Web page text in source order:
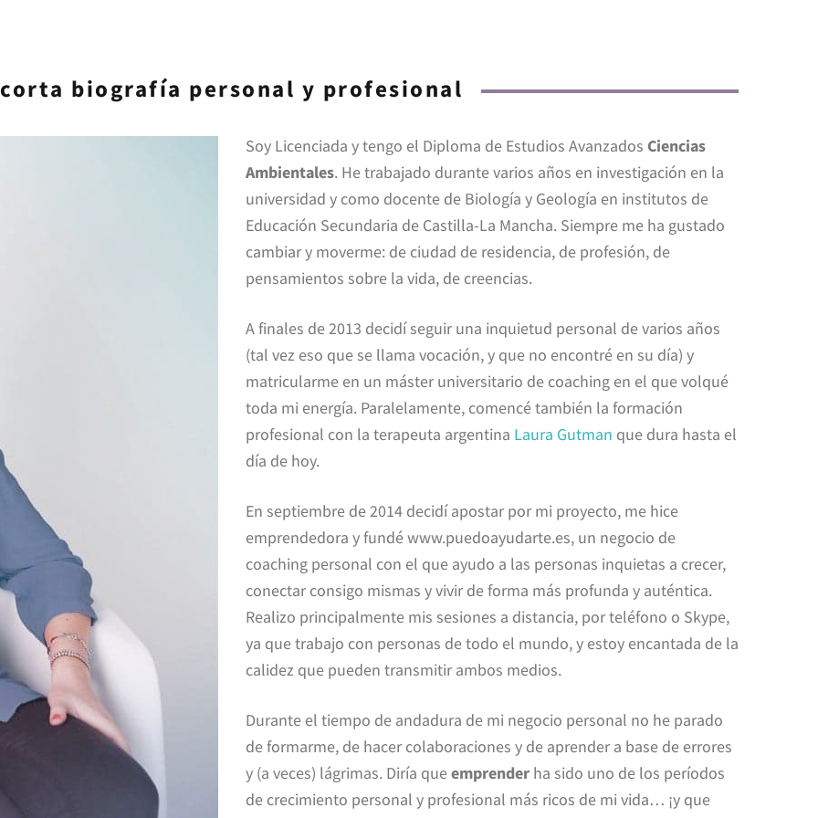
biografía personal y profesional
Soy Licenciada y tengo el Diploma de Estudios Avanzados Ciencias
Ambientales. He trabajado durante varios años en investigación en la
universidad y como docente de Biología y Geología en institutos de
Educación Secundaria de Castilla-La Mancha. Siempre me ha gustado
cambiar y moverme: de ciudad de residencia, de profesión, de
pensamientos sobre la vida, de creencias.
A finales de 2013 decidí seguir una inquietud personal de varios años
(tal vez eso que se llama vocación, y que no encontré en su día) y
matricularme en un máster universitario de coaching en el que volqué
toda mi energía. Paralelamente, comencé también la formación
profesional con la terapeuta argentina Laura Gutman que dura hasta el
día de hoy.
En septiembre de 2014 decidí apostar por mi proyecto, me hice
emprendedora y fundé www.puedoayudarte.es, un negocio de
coaching personal con el que ayudo a las personas inquietas a crecer,
conectar consigo mismas y vivir de forma más profunda y auténtica.
Realizo principalmente mis sesiones a distancia, por teléfono o Skype,
ya que trabajo con personas de todo el mundo, y estoy encantada de la
calidez que pueden transmitir ambos medios.
Durante el tiempo de andadura de mi negocio personal no he parado
de formarme, de hacer colaboraciones y de aprender a base de errores
y (a veces) lágrimas. Diría queemprender ha sido uno de los períodos
de crecimiento personal y profesional más ricos de mi vida… ¡y que